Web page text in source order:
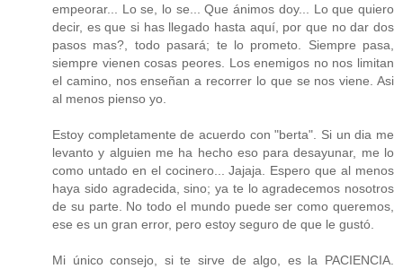
empeorar... Lo se, lo se... Que ánimos doy... Lo que quiero
decir, es que si has llegado hasta aquí, por que no dar dos
pasos mas?, todo pasará; te lo prometo. Siempre pasa,
siempre vienen cosas peores. Los enemigos no nos limitan
el camino, nos enseñan a recorrer lo que se nos viene. Asi
al menos pienso yo.
Estoy completamente de acuerdo con "berta". Si un dia me
levanto y alguien me ha hecho eso para desayunar, me lo
como untado en el cocinero... Jajaja. Espero que al menos
haya sido agradecida, sino; ya te lo agradecemos nosotros
de su parte. No todo el mundo puede ser como queremos,
ese es un gran error, pero estoy seguro de que le gustó.
Mi único consejo, si te sirve de algo, es la PACIENCIA.